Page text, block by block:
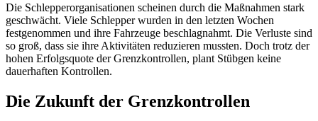
Die Schlepperorganisationen scheinen durch die Maßnahmen stark
geschwächt. Viele Schlepper wurden in den letzten Wochen
festgenommen und ihre Fahrzeuge beschlagnahmt. Die Verluste sind
so groß, dass sie ihre Aktivitäten reduzieren mussten. Doch trotz der
hohen Erfolgsquote der Grenzkontrollen, plant Stübgen keine
dauerhaften Kontrollen.
Die Zukunft der Grenzkontrollen